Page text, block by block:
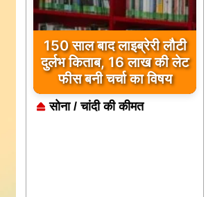
कुछ मोहब्बतें मुकम्मल होकर भी
अधूरी रह जाती हैं… ‘मुसाफिर
कैफे’ उसी दर्द का नाम है
सोना / चांदी की कीमत